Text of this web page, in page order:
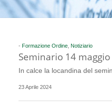
- Formazione Ordine, Notiziario
Seminario 14 maggio
In calce la locandina del
23 Aprile 2024